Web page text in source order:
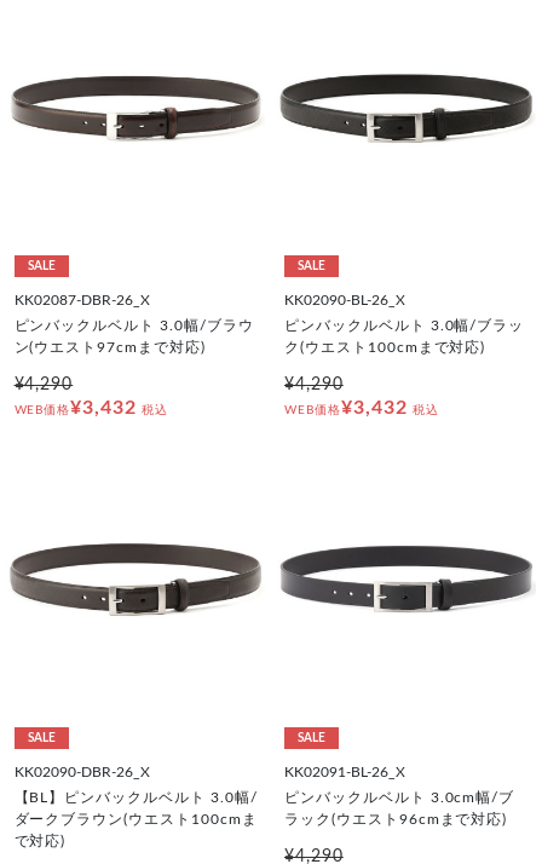
SALE
KK02087-DBR-26_X
ピンバックルベルト 3.0幅/ブラウ
ン(ウエスト97cmまで対応)
¥4,290
WEB価格¥3,432 税込
SALE
KK02090-BL-26_X
ピンバックルベルト 3.0幅/ブラッ
ク(ウエスト100cmまで対応)
¥4,290
WEB価格¥3,432 税込
SALE
KK02090-DBR-26_X
【BL】ピンバックルベルト 3.0幅/
ダークブラウン(ウエスト100cmま
で対応)
SALE
KK02091-BL-26_X
ピンバックルベルト 3.0cm幅/ブ
ラック(ウエスト96cmまで対応)
¥4,290